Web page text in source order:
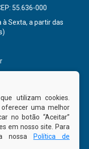
55.636-000
à Sexta, a partir das
utilizam cookies.
uma melhor
no botão “Aceitar”
em nosso site. Para
nossa
Política de